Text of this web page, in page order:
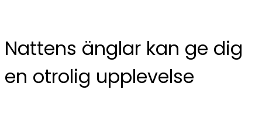
Nattens änglar kan ge dig
en otrolig upplevelse